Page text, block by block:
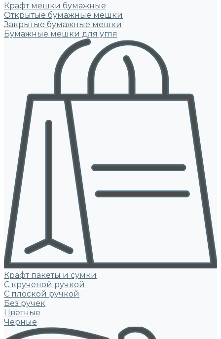
Крафт мешки бумажные
Открытые бумажные мешки
Закрытые бумажные мешки
Бумажные мешки для угля
Крафт пакеты и сумки
С крученой ручкой
С плоской ручкой
Без ручек
Цветные
Черные